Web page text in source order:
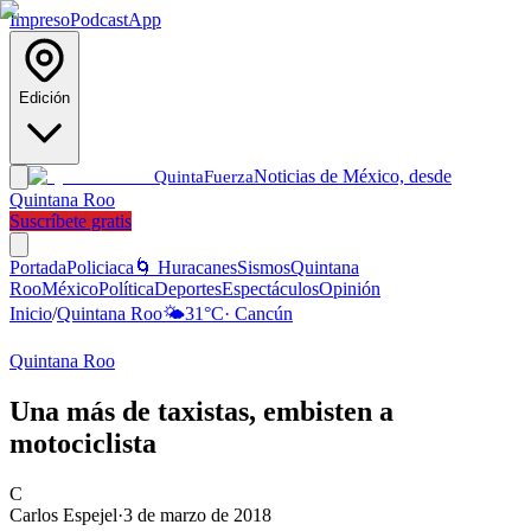
ImpresoPodcastApp
Edición
QuintaFuerzaNoticias de México, desde
Quintana Roo
Suscríbete gratis
PortadaPoliciaca 🌀 HuracanesSismosQuintana
RooMéxicoPolíticaDeportesEspectáculosOpinión
Inicio/Quintana Roo🌤️31°C· Cancún
Quintana Roo
Una más de taxistas, embisten a
motociclista
C
Carlos Espejel·3 de marzo de 2018